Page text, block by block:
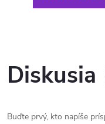
Diskusia
Buďte prvý, kto napíše